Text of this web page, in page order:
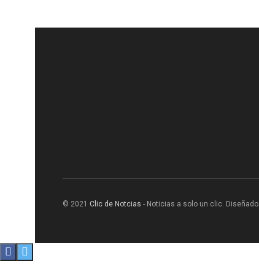
© 2021 Clic de Notcias - Noticias a solo un clic. Diseñado